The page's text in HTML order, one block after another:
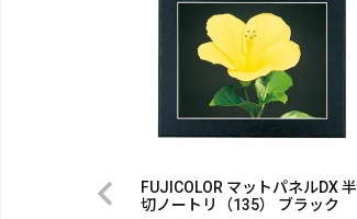
FUJICOLOR マットパネルDX 半
切ノートリ（135） ブラック